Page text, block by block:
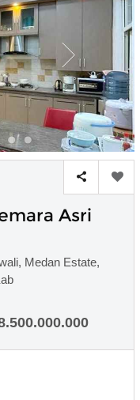
Asri
Medan Estate,
Untuk hasil simulasi
pada kotak-
Simpan